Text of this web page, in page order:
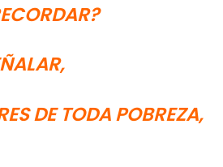
DE TODA POBREZA,